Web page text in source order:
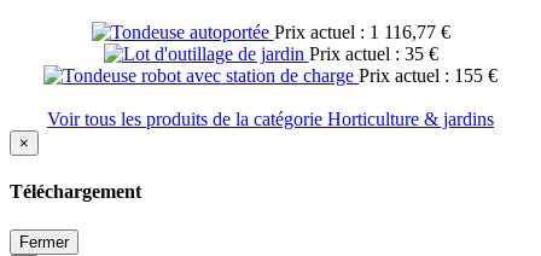
Prix actuel : 1 116,77 €
Prix actuel : 35 €
Prix actuel : 155 €
Voir tous les produits de la catégorie Horticulture & jardins
×
Téléchargement
Fermer